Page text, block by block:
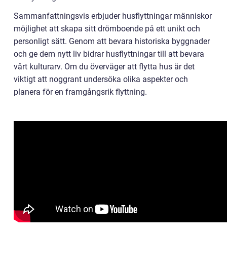
Sammanfattningsvis erbjuder husflyttningar människor
möjlighet att skapa sitt drömboende på ett unikt och
personligt sätt. Genom att bevara historiska byggnader
och ge dem nytt liv bidrar husflyttningar till att bevara
vårt kulturarv. Om du överväger att flytta hus är det
viktigt att noggrant undersöka olika aspekter och
planera för en framgångsrik flyttning.